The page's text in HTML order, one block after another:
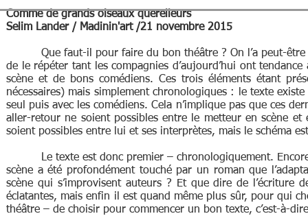
Comme de grands oiseaux querelleurs
Selim Lander / Madinin'art /21 novembre 2015
Que faut-il pour faire du bon théâtre ? On l’a peut-être
de le répéter tant les compagnies d’aujourd’hui ont
scène et de bons comédiens. Ces trois éléments étant
nécessaires) mais simplement chronologiques : le texte
seul puis avec les comédiens. Cela n’implique pas que ces
aller-retour ne soient possibles entre le metteur en scène
soient possibles entre lui et ses interprètes, mais le schéma
Le texte est donc premier – chronologiquement. Encore
scène a été profondément touché par un roman que
scène qui s’improvisent auteurs ? Et que dire de l’écriture
éclatantes, mais enfin il est quand même plus sûr, pour qui
théâtre – de choisir pour commencer un bon texte, c’est-à-